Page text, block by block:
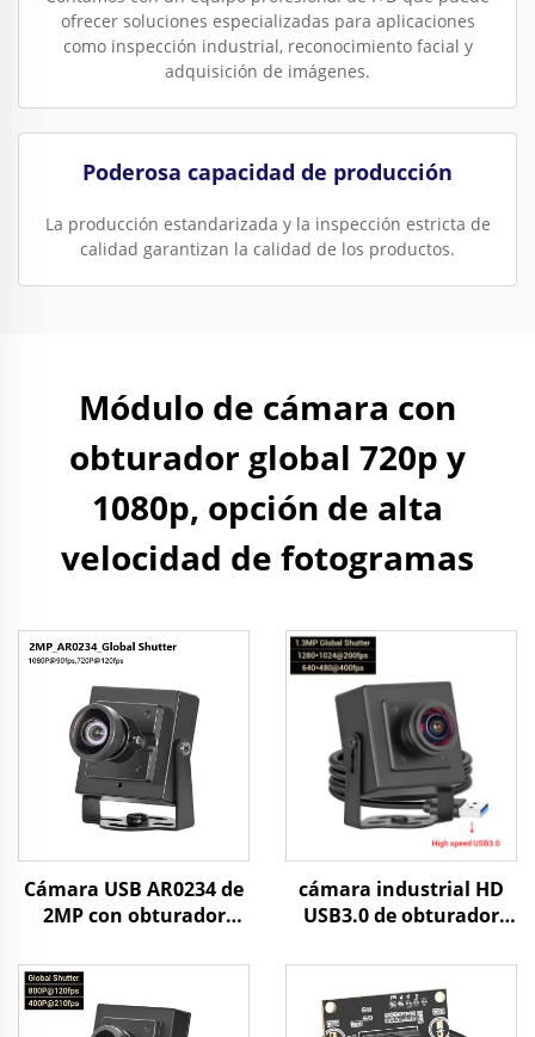
ofrecer soluciones especializadas para aplicaciones
como inspección industrial, reconocimiento facial y
adquisición de imágenes.
Poderosa capacidad de producción
La producción estandarizada y la inspección estricta de
calidad garantizan la calidad de los productos.
Módulo de cámara con
obturador global 720p y
1080p, opción de alta
velocidad de fotogramas
Cámara USB AR0234 de
2MP con obturador
HD UVC,
reconocimiento facial
para Android, cámara
cámara industrial HD
USB3.0 de obturador
de movimiento de alta
velocidad 400fps/200fps
sin controlador, mini